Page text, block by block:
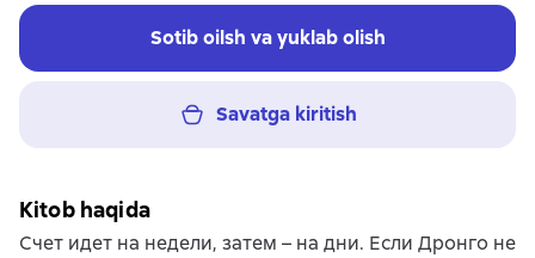
Sotib oilsh va yuklab olish
Savatga kiritish
Kitob haqida
Счет идет на недели, затем – на дни. Если Дронго не